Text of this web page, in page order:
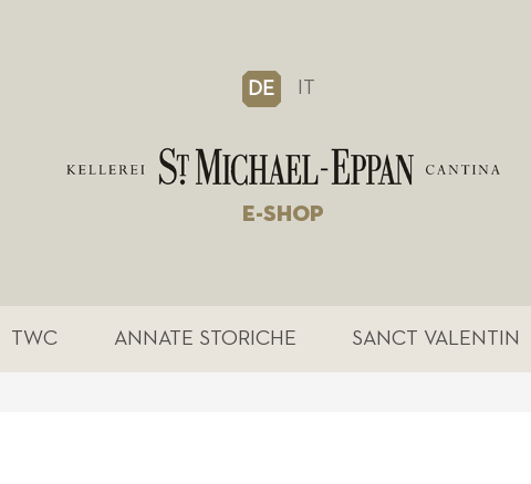
DE IT
E-SHOP
TWC ANNATE STORICHE SANCT VALENTIN